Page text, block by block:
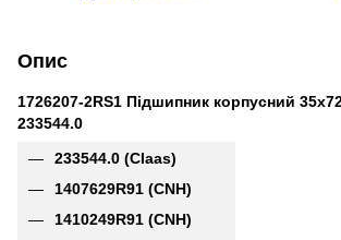
Опис
1726207-2RS1 Підшипник корпусний
233544.0
233544.0 (Claas)
1407629R91 (CNH)
1410249R91 (CNH)